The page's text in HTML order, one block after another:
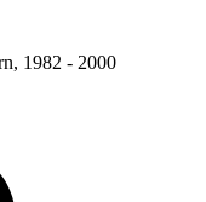
1982 - 2000